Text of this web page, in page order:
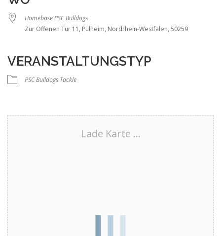
Homebase PSC Bulldogs
Zur Offenen Tür 11, Pulheim, Nordrhein-Westfalen, 50259
VERANSTALTUNGSTYP
PSC Bulldogs Tackle
Lade Karte ...